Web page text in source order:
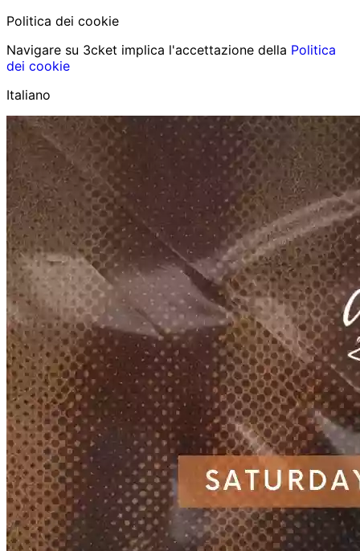
Politica dei cookie
Navigare su 3cket implica l'accettazione della Politica
dei cookie
Italiano